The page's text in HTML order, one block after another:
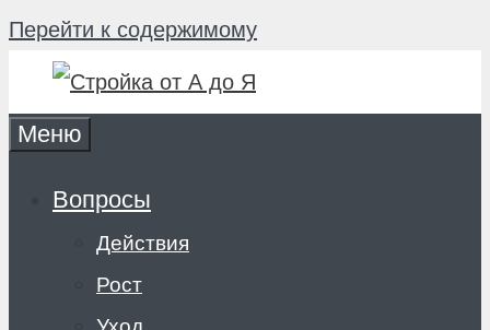
Перейти к содержимому
Меню
Вопросы
Действия
Рост